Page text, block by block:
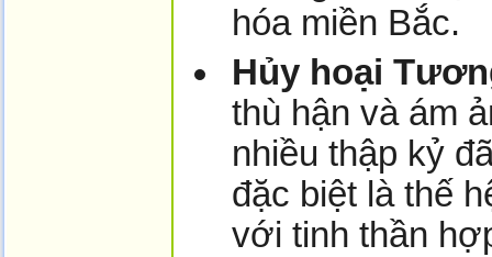
hóa miền Bắc.
Hủy hoại
thù hận và ám
nhiều thập kỷ
đặc biệt là thế
với tinh thần